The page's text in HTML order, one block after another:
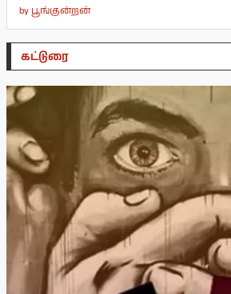
by பூங்குன்றன்
கட்டுரை